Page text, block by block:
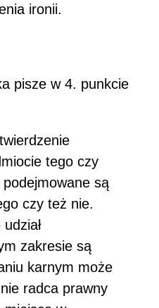
ironii.
pisze w 4. punkcie
tego czy
podejmowane są
czy też nie.
zakresie są
karnym może
radca prawny